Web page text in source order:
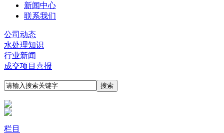
新闻中心
联系我们
公司动态
水处理知识
行业新闻
成交项目喜报
栏目